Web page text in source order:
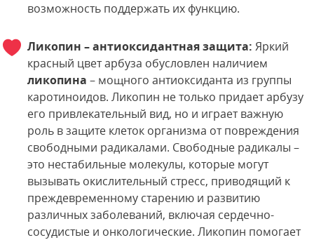
возможность поддержать их функцию.
Ликопин – антиоксидантная защита: Яркий
красный цвет арбуза обусловлен наличием
ликопина – мощного антиоксиданта из группы
каротиноидов. Ликопин не только придает арбузу
его привлекательный вид, но и играет важную
роль в защите клеток организма от повреждения
свободными радикалами. Свободные радикалы –
это нестабильные молекулы, которые могут
вызывать окислительный стресс, приводящий к
преждевременному старению и развитию
различных заболеваний, включая сердечно-
сосудистые и онкологические. Ликопин помогает